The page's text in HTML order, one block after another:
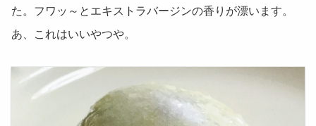
た。フワッ～とエキストラバージンの香りが漂います。
あ、これはいいやつや。